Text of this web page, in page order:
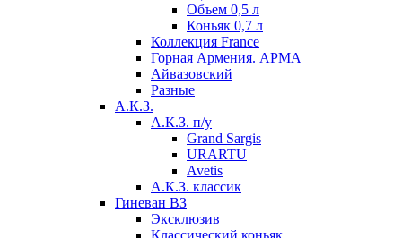
Объем 0,5 л
Коньяк 0,7 л
Коллекция France
Горная Армения. АРМА
Айвазовский
Разные
А.К.З.
А.К.З. п/у
Grand Sargis
URARTU
Avetis
А.К.З. классик
Гиневан ВЗ
Эксклюзив
Классический коньяк